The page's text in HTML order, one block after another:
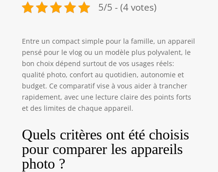
5/5 - (4 votes)
Entre un compact simple pour la famille, un appareil
pensé pour le vlog ou un modèle plus polyvalent, le
bon choix dépend surtout de vos usages réels:
qualité photo, confort au quotidien, autonomie et
budget. Ce comparatif vise à vous aider à trancher
rapidement, avec une lecture claire des points forts
et des limites de chaque appareil.
Quels critères ont été choisis
pour comparer les appareils
photo ?